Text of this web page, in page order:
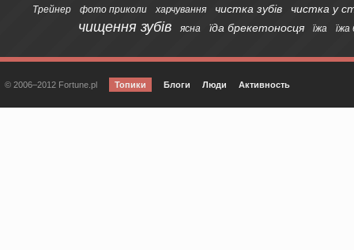
Трейнер
фото приколи харчування чистка зубів чистка у
чищення зубів ясна їда брекетоносця їжа
© 2006–2012 Fortune.pl Топики Блоги Люди Активность